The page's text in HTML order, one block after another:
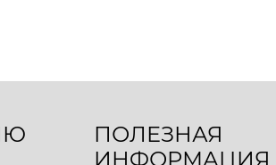
ПОЛЕЗНАЯ
ИНФОРМАЦИЯ